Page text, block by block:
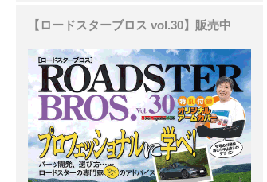
【ロードスターブロス vol.30】販売中